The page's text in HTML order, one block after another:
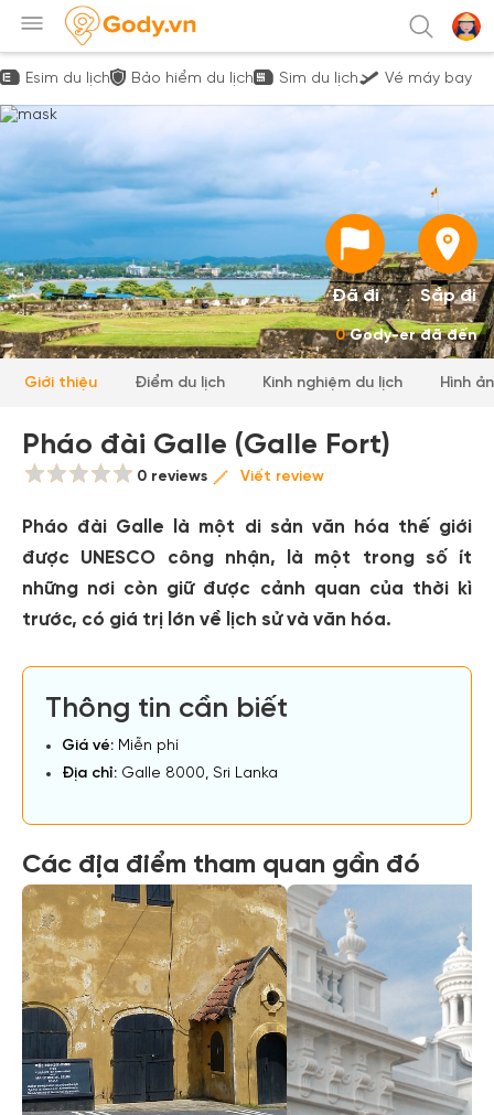
Esim du lịch Bảo hiểm du lịch Sim du lịch Vé máy bay
Đã đi Sắp đi
0Gody-er đã đến
Giới thiệu Điểm du lịch Kinh nghiệm du lịch Hình
Pháo đài Galle (Galle Fort)
0 reviews Viết review
Pháo đài Galle là một di sản văn hóa thế giới
được UNESCO công nhận, là một trong số ít
những nơi còn giữ được cảnh quan của thời kì
trước, có giá trị lớn về lịch sử và văn hóa.
Thông tin cần biết
Giá vé: Miễn phí
Địa chỉ: Galle 8000, Sri Lanka
Các địa điểm tham quan gần đó